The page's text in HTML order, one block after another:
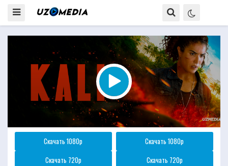
Скачать 1080p
Скачать 1080p
Скачать 720p
Скачать 720p